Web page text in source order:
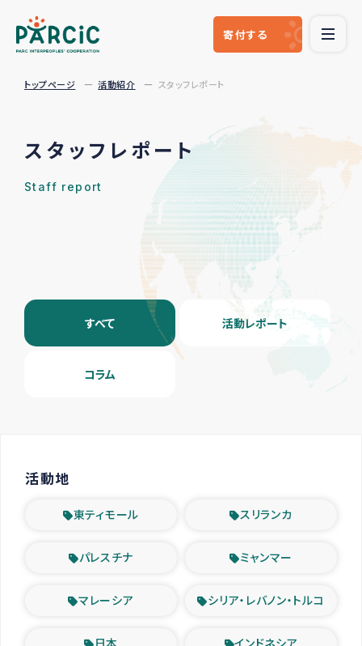
寄付する
トップページ 活動紹介 スタッフレポート
スタッフレポート
Staff report
すべて 活動レポート
コラム
活動地
東ティモール スリランカ
パレスチナ ミャンマー
マレーシア シリア・レバノン・トルコ
日本 インドネシア